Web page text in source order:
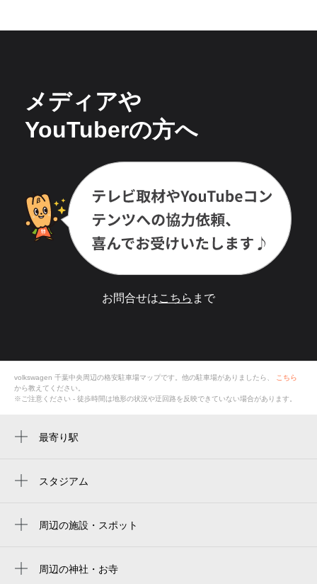
メディアや
YouTuberの方へ
お問合せはこちら まで
volkswagen 千葉中央周辺の格安駐車場マップです。他の駐車場がありましたら、 こちら
から教えてください。
※ご注意ください - 徒歩時間は地形の状況や迂回路を反映できていない場合があります。
最寄り駅
スタジアム
周辺の施設・スポット
千葉市立都小学校
周辺の神社・お寺